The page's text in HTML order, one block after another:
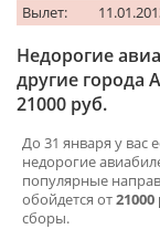
Вылет:
Недорогие
другие города
21000 руб.
До 31 января у вас
недорогие
популярные
обойдется от21000
сборы.